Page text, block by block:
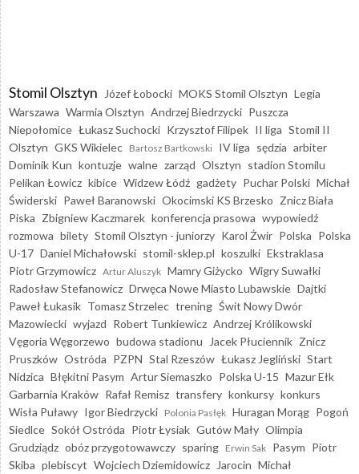
Stomil Olsztyn Józef Łobocki MOKS Stomil Olsztyn Legia
Warszawa Warmia Olsztyn Andrzej Biedrzycki Puszcza
Niepołomice Łukasz Suchocki Krzysztof Filipek II liga Stomil II
Olsztyn GKS Wikielec Bartosz Bartkowski IV liga sędzia arbiter
Dominik Kun kontuzje walne zarząd Olsztyn stadion Stomilu
Pelikan Łowicz kibice Widzew Łódź gadżety Puchar Polski Michał
Świderski Paweł Baranowski Okocimski KS Brzesko Znicz Biała
Piska Zbigniew Kaczmarek konferencja prasowa wypowiedź
rozmowa bilety Stomil Olsztyn - juniorzy Karol Żwir Polska Polska
U-17 Daniel Michałowski stomil-sklep.pl koszulki Ekstraklasa
Piotr Grzymowicz Artur Aluszyk Mamry Giżycko Wigry Suwałki
Radosław Stefanowicz Drwęca Nowe Miasto Lubawskie Dajtki
Paweł Łukasik Tomasz Strzelec trening Świt Nowy Dwór
Mazowiecki wyjazd Robert Tunkiewicz Andrzej Królikowski
Vęgoria Węgorzewo budowa stadionu Jacek Płuciennik Znicz
Pruszków Ostróda PZPN Stal Rzeszów Łukasz Jegliński Start
Nidzica Błękitni Pasym Artur Siemaszko Polska U-15 Mazur Ełk
Garbarnia Kraków Rafał Remisz transfery konkursy konkurs
Wisła Puławy Igor Biedrzycki Polonia Pasłęk Huragan Morąg Pogoń
Siedlce Sokół Ostróda Piotr Łysiak Gutów Mały Olimpia
Grudziądz obóz przygotowawczy sparing Erwin Sak Pasym Piotr
Skiba plebiscyt Wojciech Dziemidowicz Jarocin Michał